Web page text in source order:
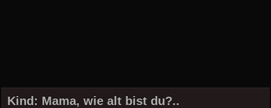
Kind: Mama, wie alt bist du?..